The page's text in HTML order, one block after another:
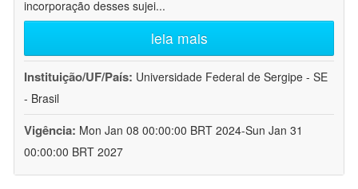
incorporação desses sujei...
leia mais
Instituição/UF/País: Universidade Federal de Sergipe - SE
- Brasil
Vigência: Mon Jan 08 00:00:00 BRT 2024-Sun Jan 31
00:00:00 BRT 2027